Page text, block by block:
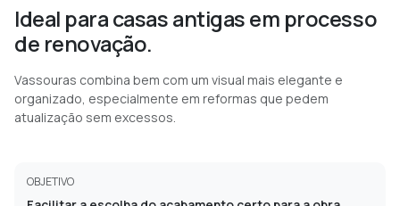
Ideal para casas antigas em processo
de renovação.
Vassouras combina bem com um visual mais elegante e
organizado, especialmente em reformas que pedem
atualização sem excessos.
OBJETIVO